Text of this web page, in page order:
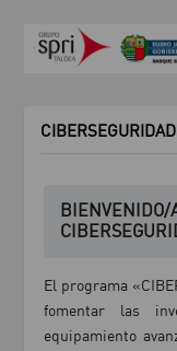
BIENVENIDO/
El programa
fomentar las
equipamiento